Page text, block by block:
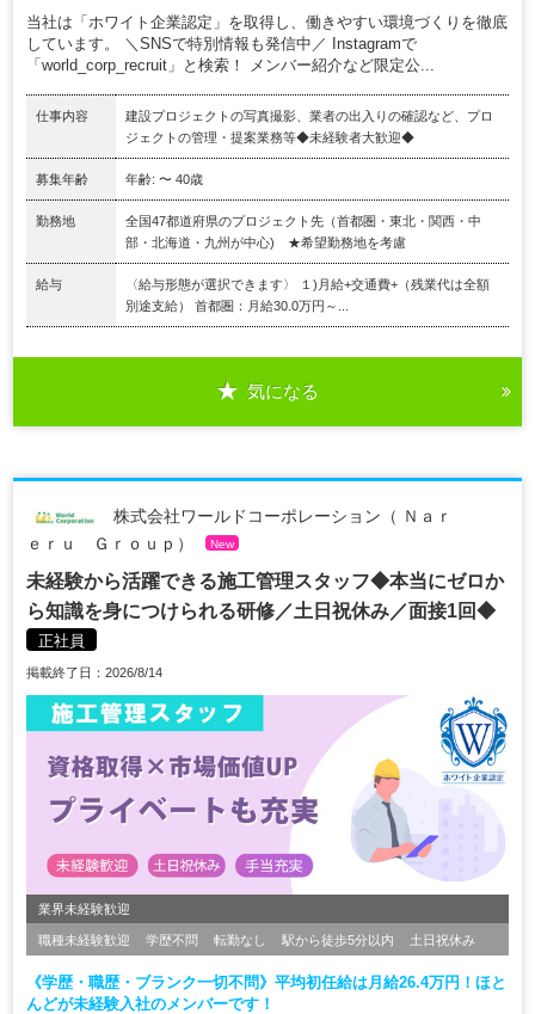
当社は「ホワイト企業認定」を取得し、働きやすい環境づくりを徹底
しています。 ＼SNSで特別情報も発信中／ Instagramで
「world_corp_recruit」と検索！ メンバー紹介など限定公...
仕事内容
建設プロジェクトの写真撮影、業者の出入りの確認など、プロ
ジェクトの管理・提案業務等◆未経験者大歓迎◆
募集年齢 年齢: 〜 40歳
勤務地
全国47都道府県のプロジェクト先（首都圏・東北・関西・中
部・北海道・九州が中心) ★希望勤務地を考慮
給与
〈給与形態が選択できます〉 １)月給+交通費+（残業代は全額
別途支給） 首都圏：月給30.0万円～...
気になる
株式会社ワールドコーポレーション（ Ｎａｒ
ｅｒｕ Ｇｒｏｕｐ）
New
未経験から活躍できる施工管理スタッフ◆本当にゼロか
ら知識を身につけられる研修／土日祝休み／面接1回◆
正社員
掲載終了日：2026/8/14
業界未経験歓迎
職種未経験歓迎 学歴不問 転勤なし 駅から徒歩5分以内 土日祝休み
《学歴・職歴・ブランク一切不問》平均初任給は月給26.4万円！ほと
んどが未経験入社のメンバーです！